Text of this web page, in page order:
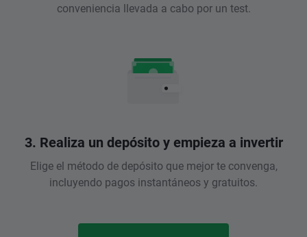
conveniencia llevada a cabo por un test.
3. Realiza un depósito y empieza a invertir
Elige el método de depósito que mejor te convenga,
incluyendo pagos instantáneos y gratuitos.